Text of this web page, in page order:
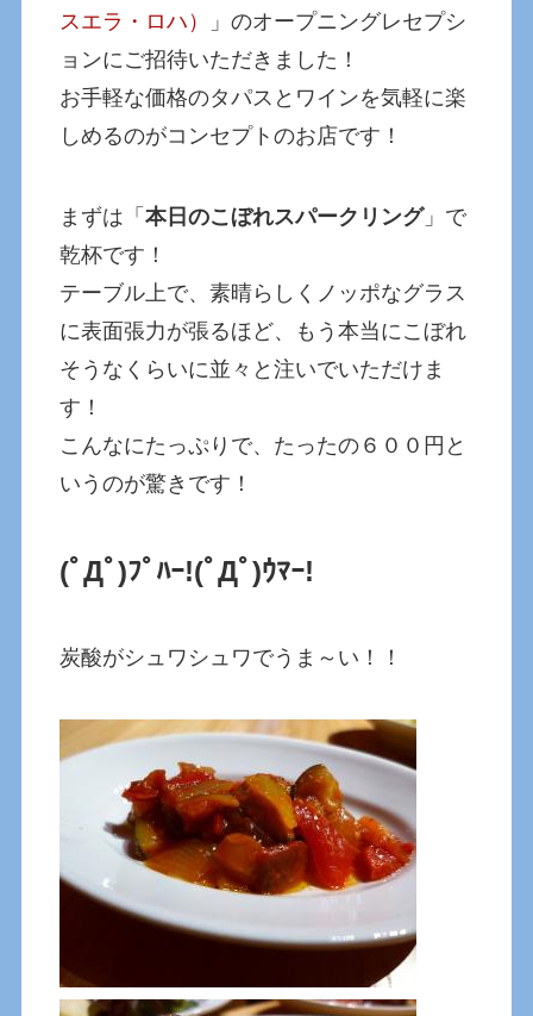
スエラ・ロハ）
」のオープニングレセプシ
ョンにご招待いただきました！
お手軽な価格のタパスとワインを気軽に楽
しめるのがコンセプトのお店です！
まずは「本日のこぼれスパークリング」で
乾杯です！
テーブル上で、素晴らしくノッポなグラス
に表面張力が張るほど、もう本当にこぼれ
そうなくらいに並々と注いでいただけま
す！
こんなにたっぷりで、たったの６００円と
いうのが驚きです！
(ﾟДﾟ)ﾌﾟﾊｰ!(ﾟДﾟ)ｳﾏｰ!
炭酸がシュワシュワでうま～い！！